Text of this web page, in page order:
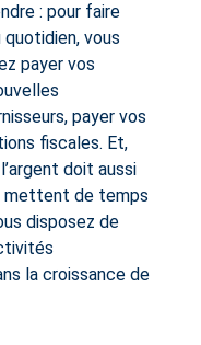
: pour faire
vous
payer vos
payer vos
fiscales. Et,
doit aussi
mettent de temps
disposez de
la croissance de